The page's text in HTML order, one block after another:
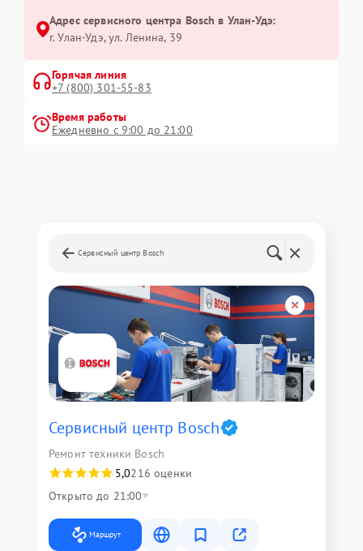
Адрес сервисного центра Bosch в Улан-Удэ:
г. Улан-Удэ, ул. Ленина, 39
Горячая линия
+7 (800) 301-55-83
Время работы
Ежедневно с 9:00 до 21:00
Сервисный центр Bosch
Сервисный центр Bosch
Ремонт техники Bosch
5,0216 оценки
Открыто до 21:00
Маршрут